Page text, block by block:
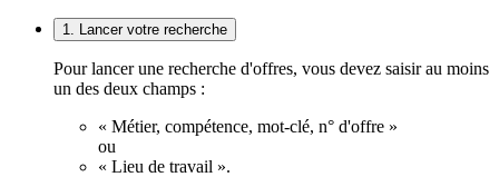
1. Lancer votre recherche
Pour lancer une recherche d'offres, vous devez saisir au moins
un des deux champs :
« Métier, compétence, mot-clé, n° d'offre »
ou
« Lieu de travail ».